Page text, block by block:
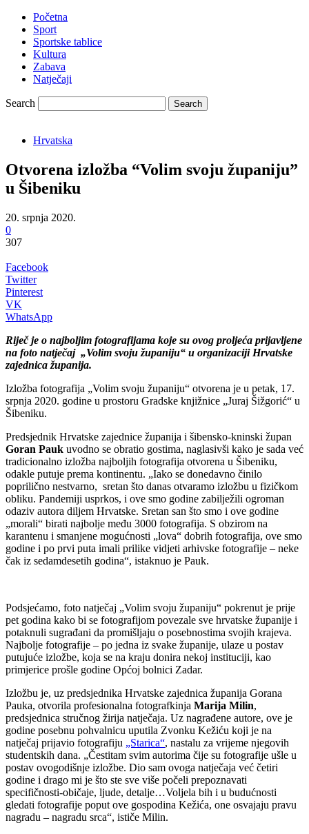
Početna
Sport
Sportske tablice
Kultura
Zabava
Natječaji
Search
Hrvatska
Otvorena izložba “Volim svoju županiju”
u Šibeniku
20. srpnja 2020.
0
307
Facebook
Twitter
Pinterest
VK
WhatsApp
Riječ je o najboljim fotografijama koje su ovog proljeća prijavljene
na foto natječaj „Volim svoju županiju“ u organizaciji Hrvatske
zajednica županija.
Izložba fotografija „Volim svoju županiju“ otvorena je u petak, 17.
srpnja 2020. godine u prostoru Gradske knjižnice „Juraj Šižgorić“ u
Šibeniku.
Predsjednik Hrvatske zajednice županija i šibensko-kninski župan
Goran Pauk uvodno se obratio gostima, naglasivši kako je sada već
tradicionalno izložba najboljih fotografija otvorena u Šibeniku,
odakle putuje prema kontinentu. „Iako se donedavno činilo
poprilično nestvarno, sretan što danas otvaramo izložbu u fizičkom
obliku. Pandemiji usprkos, i ove smo godine zabilježili ogroman
odaziv autora diljem Hrvatske. Sretan san što smo i ove godine
„morali“ birati najbolje među 3000 fotografija. S obzirom na
karantenu i smanjene mogućnosti „lova“ dobrih fotografija, ove smo
godine i po prvi puta imali prilike vidjeti arhivske fotografije – neke
čak iz sedamdesetih godina“, istaknuo je Pauk.
Podsjećamo, foto natječaj „Volim svoju županiju“ pokrenut je prije
pet godina kako bi se fotografijom povezale sve hrvatske županije i
potaknuli sugrađani da promišljaju o posebnostima svojih krajeva.
Najbolje fotografije – po jedna iz svake županije, ulaze u postav
putujuće izložbe, koja se na kraju donira nekoj instituciji, kao
primjerice prošle godine Općoj bolnici Zadar.
Izložbu je, uz predsjednika Hrvatske zajednica županija Gorana
Pauka, otvorila profesionalna fotografkinja Marija Milin,
predsjednica stručnog žirija natječaja. Uz nagrađene autore, ove je
godine posebnu pohvalnicu uputila Zvonku Kežiću koji je na
natječaj prijavio fotografiju „Starica“, nastalu za vrijeme njegovih
studentskih dana. „Čestitam svim autorima čije su fotografije ušle u
postav ovogodišnje izložbe. Dio sam ovoga natječaja već četiri
godine i drago mi je što ste sve više počeli prepoznavati
specifičnosti-običaje, ljude, detalje…Voljela bih i u budućnosti
gledati fotografije poput ove gospodina Kežića, one osvajaju pravu
nagradu – nagradu srca“, ističe Milin.